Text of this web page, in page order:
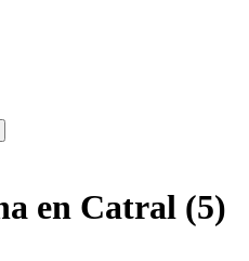
en Catral (5)